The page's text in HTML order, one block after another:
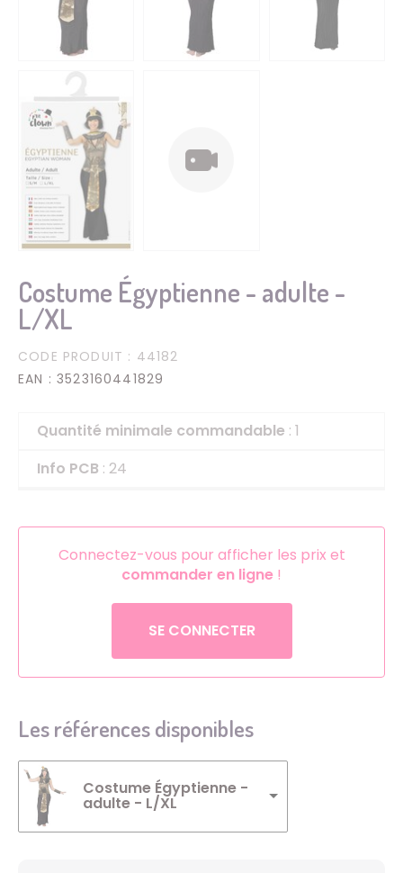
Costume Égyptienne - adulte -
L/XL
CODE PRODUIT : 44182
EAN : 3523160441829
Quantité minimale commandable : 1
Info PCB : 24
Connectez-vous pour afficher les prix et
commander en ligne !
SE CONNECTER
Les références disponibles
Costume Égyptienne -
adulte - L/XL